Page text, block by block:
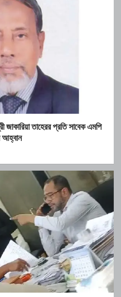
জাকারিয়া তাহেরর প্রতি সাবেক এমপি
আহ্বান